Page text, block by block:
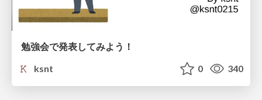
勉強会で発表してみよう！
ksnt
0 340